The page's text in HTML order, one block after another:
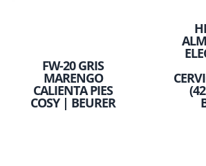
FW-20 GRIS
MARENGO
CALIENTA PIES
COSY | BEURER